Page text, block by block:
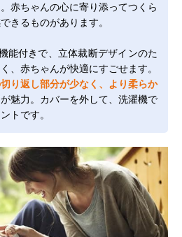
赤ちゃんの心に寄り添ってつくら
きるものがあります。
能付きで、立体裁断デザインのた
、赤ちゃんが快適にすごせます。
り返し部分が少なく、より柔らか
魅力。カバーを外して、洗濯機で
トです。